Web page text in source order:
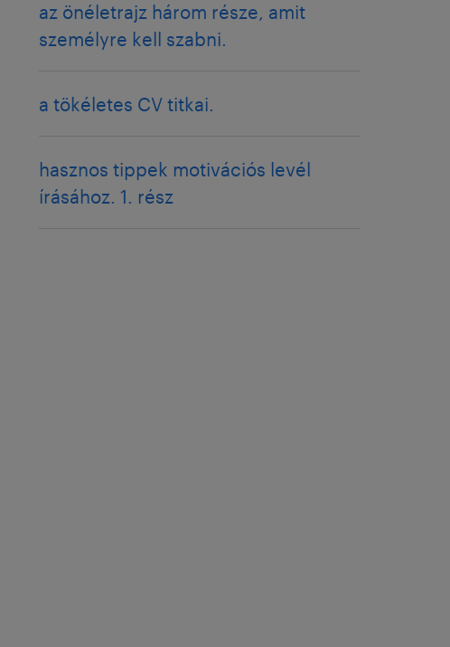
az önéletrajz három része, amit
személyre kell szabni.
a tökéletes CV titkai.
hasznos tippek motivációs levél
írásához. 1. rész